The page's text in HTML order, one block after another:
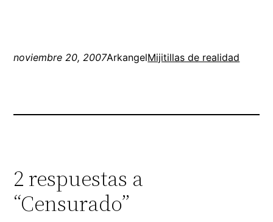
noviembre 20, 2007ArkangelMijitillas de realidad
2 respuestas a
“Censurado”